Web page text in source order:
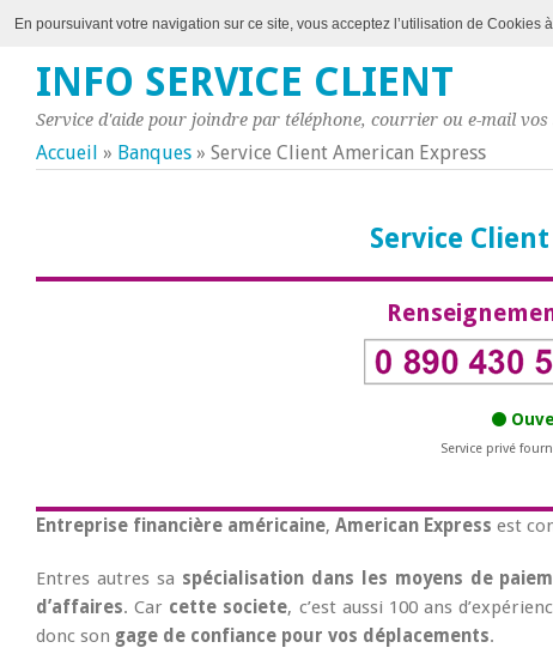
En poursuivant votre navigation sur ce site, vous acceptez l’utilisation de Cookies
INFO SERVICE CLIENT
Service d'aide pour joindre par téléphone, courrier ou e-mail vos
Accueil » Banques » Service Client American Express
Service
Service privé
Entreprise financière américaine, American Express est
Entres autres sa spécialisation dans les moyens de
d’affaires. Car cette societe, c’est aussi 100 ans
donc son gage de confiance pour vos déplacements.